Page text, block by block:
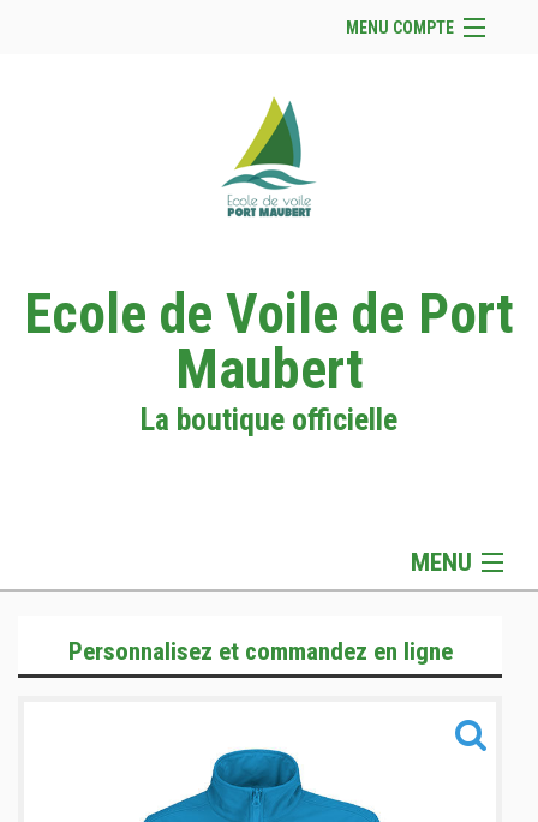
MENU COMPTE
Site Web du club
Facebook
Se connecter
Panier (vide
Ecole de Voile de Port
Maubert
La boutique officielle
MENU
Gamme Textile
Informations
Personnalisez et commandez en ligne